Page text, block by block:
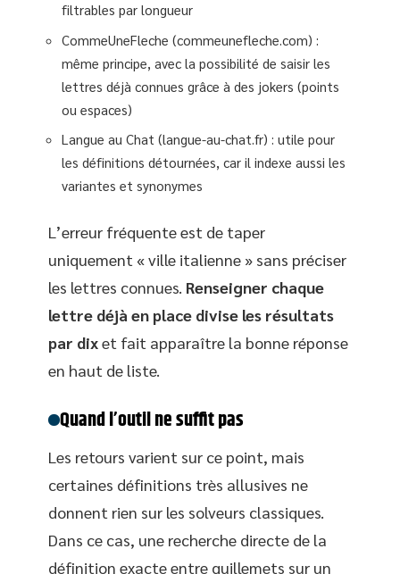
filtrables par longueur
CommeUneFleche (commeunefleche.com) :
même principe, avec la possibilité de saisir les
lettres déjà connues grâce à des jokers (points
ou espaces)
Langue au Chat (langue-au-chat.fr) : utile pour
les définitions détournées, car il indexe aussi les
variantes et synonymes
L’erreur fréquente est de taper
uniquement « ville italienne » sans préciser
les lettres connues. Renseigner chaque
lettre déjà en place divise les résultats
par dixet fait apparaître la bonne réponse
en haut de liste.
Quand l’outil ne suffit pas
Les retours varient sur ce point, mais
certaines définitions très allusives ne
donnent rien sur les solveurs classiques.
Dans ce cas, une recherche directe de la
définition exacte entre guillemets sur un